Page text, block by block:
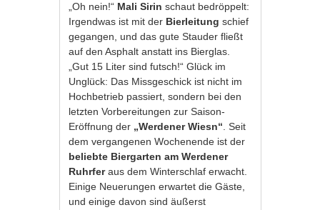
„Oh nein!“ Mali Sirin schaut bedröppelt:
Irgendwas ist mit der Bierleitung schief
gegangen, und das gute Stauder fließt
auf den Asphalt anstatt ins Bierglas.
„Gut 15 Liter sind futsch!“ Glück im
Unglück: Das Missgeschick ist nicht im
Hochbetrieb passiert, sondern bei den
letzten Vorbereitungen zur Saison-
Eröffnung der „Werdener Wiesn“ . Seit
dem vergangenen Wochenende ist der
beliebte Biergarten am Werdener
Ruhrferaus dem Winterschlaf erwacht.
Einige Neuerungen erwartet die Gäste,
und einige davon sind äußerst